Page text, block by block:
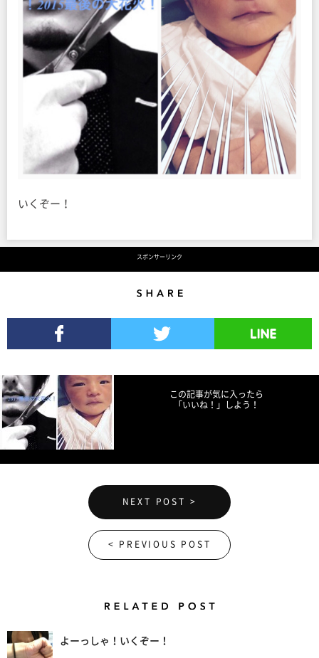
いくぞー！
スポンサーリンク
この記事が気に入ったら
「いいね！」しよう！
NEXT POST >
< PREVIOUS POST
よーっしゃ！いくぞー！